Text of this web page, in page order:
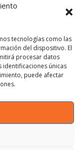
tecnologías como las
del dispositivo. El
procesar datos
únicas
puede afectar
oficinas,
el